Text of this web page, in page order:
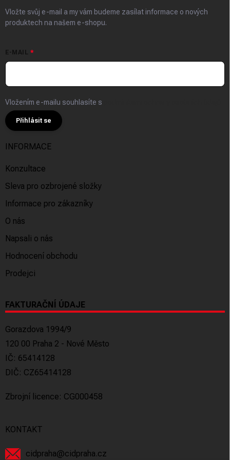
Vložte svůj e-mail a my vám budeme zasílat informace o nových
produktech na našem e-shopu.
E-MAIL
Vložením e-mailu souhlasíte s
Přihlásit se
INFORMACE
Konzultace
Sleva pro ozbrojené složky
Informace pro zákazníky
O nás
Napsali o nás
Hodnocení obchodu
Prodejci
FAKTURAČNÍ ÚDAJE
Gorazdova 1994/9
120 00 Praha 2 - Nové Město
IČ: 65414128
DIČ: CZ65414128
Zbrojní licence: CG000458
KONTAKT
cidpraha@cidpraha.cz